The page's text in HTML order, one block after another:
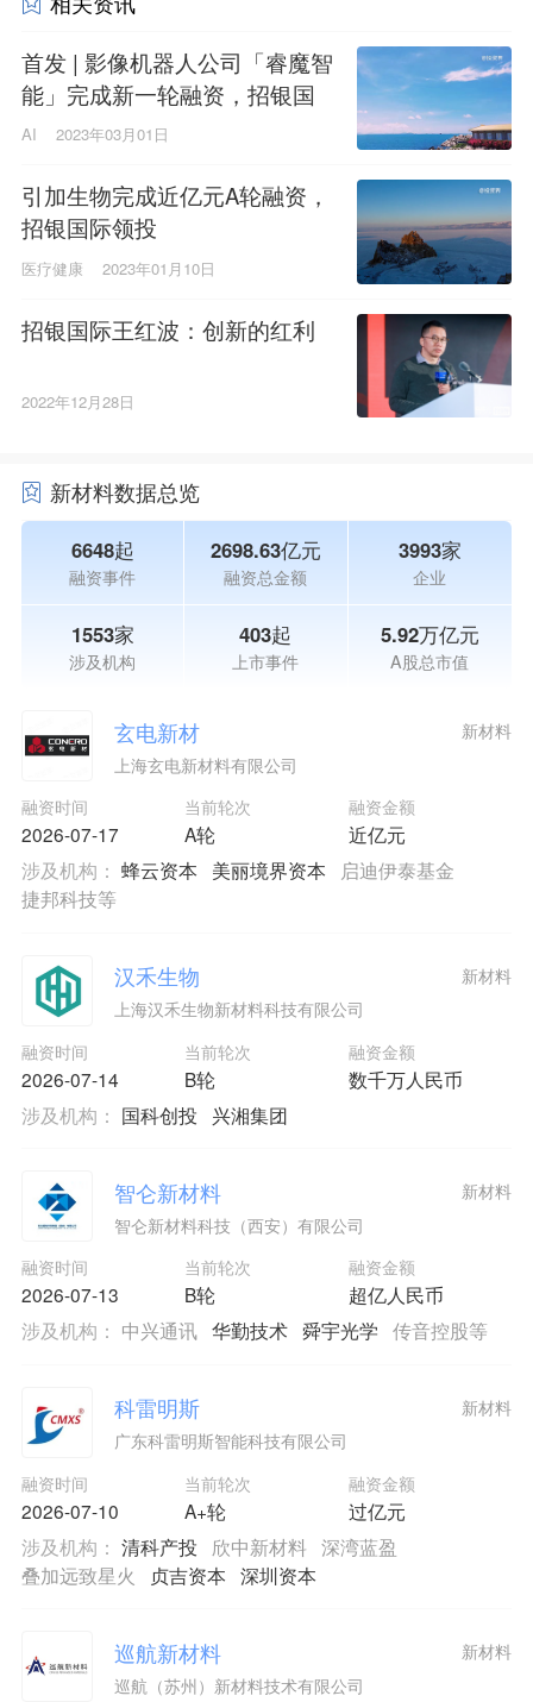
首发 | 影像机器人公司「睿魔智
能」完成新一轮融资，招银国
际领投
AI 2023年03月01日
引加生物完成近亿元A轮融资，
招银国际领投
医疗健康 2023年01月10日
招银国际王红波：创新的红利
2022年12月28日
新材料数据总览
6648起
融资事件
2698.63亿元
融资总金额
3993家
企业
1553家
涉及机构
403起
上市事件
5.92万亿元
A股总市值
玄电新材
上海玄电新材料有限公司
融资时间
2026-07-17
当前轮次
A轮
融资金额
近亿元
新材料
涉及机构： 蜂云资本 美丽境界资本
启迪伊泰基金
捷邦科技等
汉禾生物
上海汉禾生物新材料科技有限公司
融资时间
2026-07-14
当前轮次
B轮
融资金额
数千万人民币
新材料
涉及机构： 国科创投 兴湘集团
智仑新材料
智仑新材料科技（西安）有限公司
融资时间
2026-07-13
当前轮次
B轮
融资金额
超亿人民币
新材料
涉及机构： 中兴通讯 华勤技术 舜宇光学 传音控股等
科雷明斯
广东科雷明斯智能科技有限公司
融资时间
2026-07-10
当前轮次
A+轮
融资金额
过亿元
新材料
涉及机构： 清科产投 欣中新材料 深湾蓝盈
叠加远致星火
贞吉资本 深圳资本
巡航新材料
巡航（苏州）新材料技术有限公司
新材料